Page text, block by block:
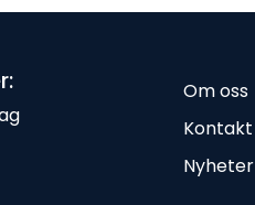
Om oss
Kontakt
Nyheter